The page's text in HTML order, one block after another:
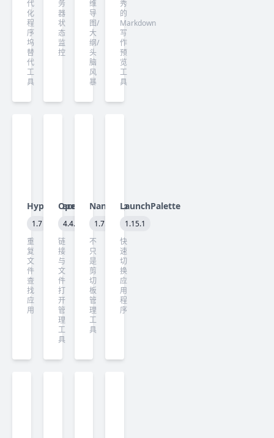
代
化
程
序
坞
替
代
工
具
务
器
状
态
监
控
维
导
图/
大
纲/
头
脑
风
暴
秀
的
Markdown
写
作
预
览
工
具
Hyperspace
1.7
重
复
文
件
查
找
应
用
OpenIn
4.4.1
链
接
与
文
件
打
开
管
理
工
具
NanoClip
1.7.4
不
只
是
剪
切
板
管
理
工
具
LaunchPalette
1.15.1
快
速
切
换
应
用
程
序